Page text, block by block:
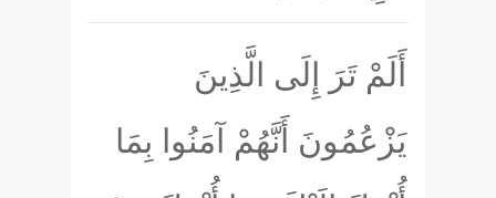
أَلَمْ تَرَ إِلَى الَّذِينَ
يَزْعُمُونَ أَنَّهُمْ آمَنُوا بِمَا